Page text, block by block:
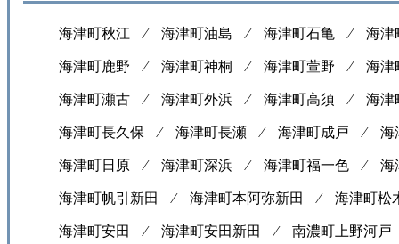
海津町秋江 ⁄ 海津町油島 ⁄ 海津町石亀 ⁄ 海
海津町鹿野 ⁄ 海津町神桐 ⁄ 海津町萱野 ⁄ 海
海津町瀬古 ⁄ 海津町外浜 ⁄ 海津町高須 ⁄ 海
海津町長久保 ⁄ 海津町長瀬 ⁄ 海津町成戸 ⁄
海津町日原 ⁄ 海津町深浜 ⁄ 海津町福一色 ⁄
海津町帆引新田 ⁄ 海津町本阿弥新田 ⁄ 海津町
海津町安田 ⁄ 海津町安田新田 ⁄ 南濃町上野河